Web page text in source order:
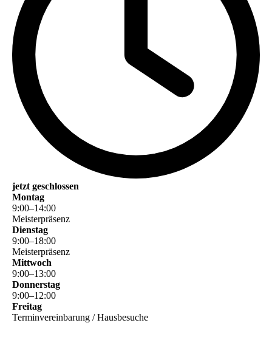
jetzt geschlossen
Montag
9:00–14:00
Meisterpräsenz
Dienstag
9:00–18:00
Meisterpräsenz
Mittwoch
9:00–13:00
Donnerstag
9:00–12:00
Freitag
Terminvereinbarung / Hausbesuche